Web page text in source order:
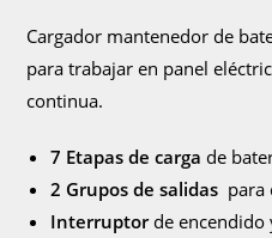
Cargador mantenedor de
para trabajar en panel
continua.
7 Etapas de carga de
2 Grupos de salidas para
Interruptor de encendido